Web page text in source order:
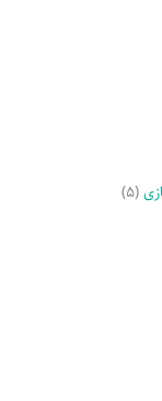
(۵)